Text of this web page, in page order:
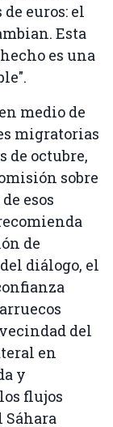
euros: el
Esta
es una
medio de
migratorias
de octubre,
sobre
esos
de
diálogo, el
del
en
y
flujos
Sáhara